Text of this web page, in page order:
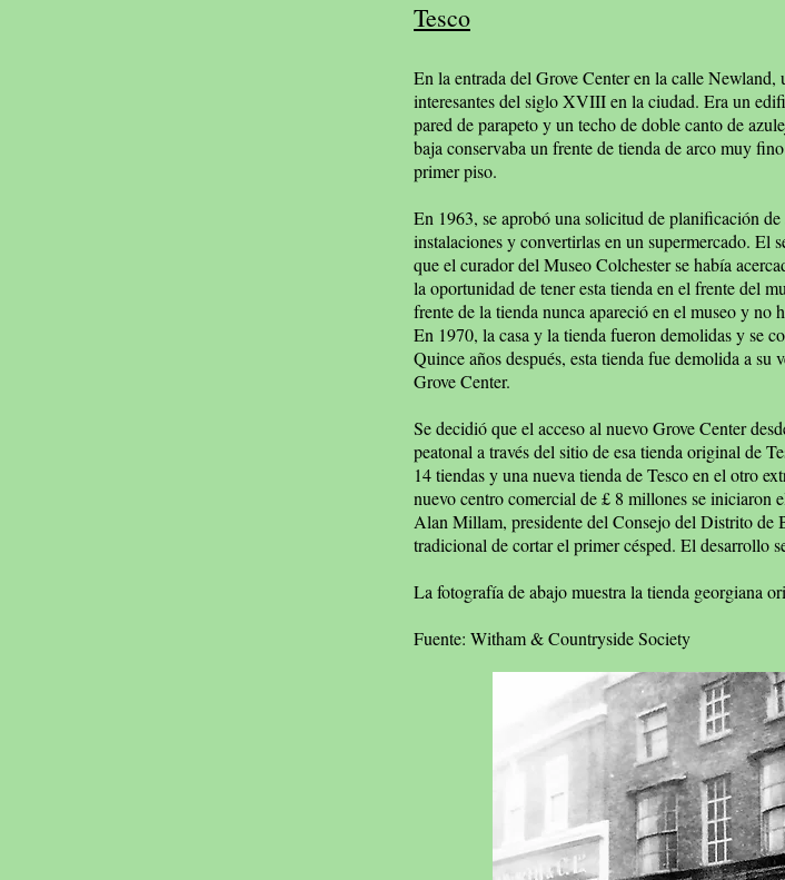
Tesco
En la entrada del Grove Center en la calle Newland,
interesantes del siglo XVIII en la ciudad. Era un
pared de parapeto y un techo de doble canto de
baja conservaba un frente de tienda de arco muy
primer piso.
En 1963, se aprobó una solicitud de planificación
instalaciones y convertirlas en un supermercado. El
que el curador del Museo Colchester se había
la oportunidad de tener esta tienda en el frente del
frente de la tienda nunca apareció en el museo y no
En 1970, la casa y la tienda fueron demolidas y se
Quince años después, esta tienda fue demolida a su
Grove Center.
Se decidió que el acceso al nuevo Grove Center
peatonal a través del sitio de esa tienda original de
14 tiendas y una nueva tienda de Tesco en el otro
nuevo centro comercial de £ 8 millones se iniciaron
Alan Millam, presidente del Consejo del Distrito de
tradicional de cortar el primer césped. El desarrollo
La fotografía de abajo muestra la tienda georgiana
Fuente: Witham & Countryside Society